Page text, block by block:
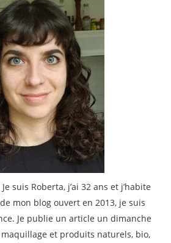
suis Roberta, j’ai 32 ans et j’habite
mon blog ouvert en 2013, je suis
Je publie un article un dimanche
et produits naturels, bio,